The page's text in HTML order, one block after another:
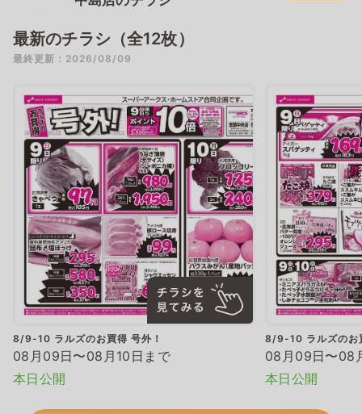
最新のチラシ（全12枚）
最終更新：2026/08/09
8/9-10 ラルズのお買得 号外！
08月09日〜08月10日まで
本日公開
8/9-10 ラルズのお
08月09日〜08
本日公開